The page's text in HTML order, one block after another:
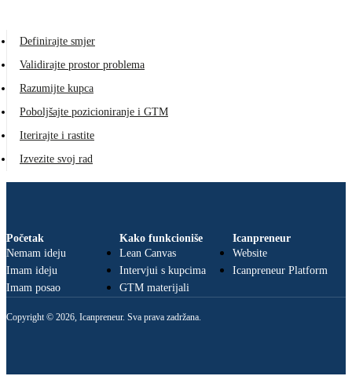
Definirajte smjer
Validirajte prostor problema
Razumijte kupca
Poboljšajte pozicioniranje i GTM
Iterirajte i rastite
Izvezite svoj rad
Početak
Nemam ideju
Imam ideju
Imam posao
Kako funkcioniše
Lean Canvas
Intervjui s kupcima
GTM materijali
Icanpreneur
Website
Icanpreneur Platform
Copyright © 2026, Icanpreneur. Sva prava zadržana.